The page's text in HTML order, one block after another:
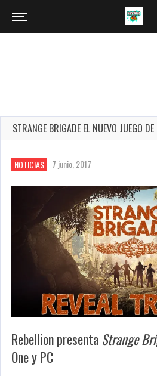
STRANGE BRIGADE EL NUEVO JUEGO DE
NOTICIAS 7 junio, 2017
Rebellion presenta Strange
One y PC